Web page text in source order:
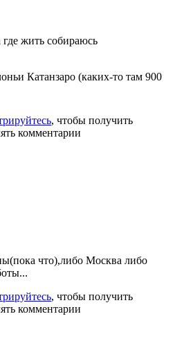
жить собираюсь
Катанзаро (каких-то там 900
, чтобы получить
комментарии
что),либо Москва либо
, чтобы получить
комментарии